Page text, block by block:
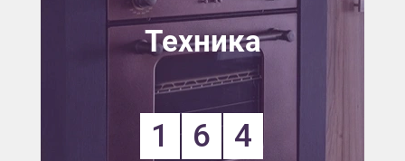
Техника
1 6 4